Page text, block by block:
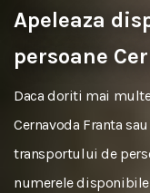
Apeleaza
persoane
Daca doriti mai
Cernavoda Franta
transportului de
numerele disponibile